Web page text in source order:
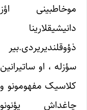
موخاطبینی اؤز
دانیشیقلارینا
ذؤوقلندیریردی.بیر
سؤزله ، او ساتیرانین
کلاسیک مفهومونو و
چاغداش یؤنونو